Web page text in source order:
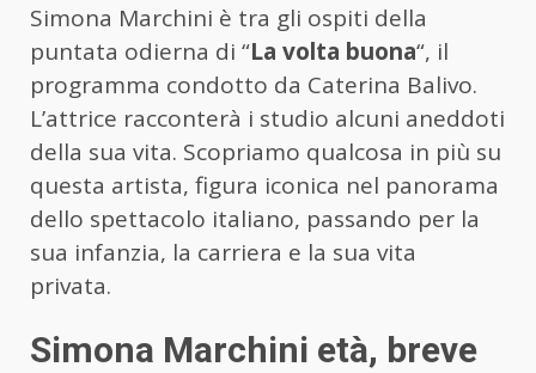
Simona Marchini è tra gli ospiti della
puntata odierna di “La volta buona“, il
programma condotto da Caterina Balivo.
L’attrice racconterà i studio alcuni aneddoti
della sua vita. Scopriamo qualcosa in più su
questa artista, figura iconica nel panorama
dello spettacolo italiano, passando per la
sua infanzia, la carriera e la sua vita
privata.
Simona Marchini età, breve